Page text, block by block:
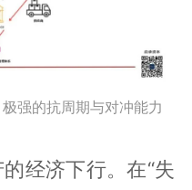
强的抗周期与对冲能力
经济下行。在“失